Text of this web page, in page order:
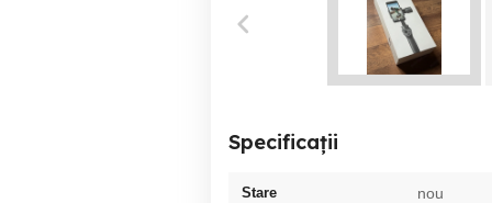
Specificații
Stare nou